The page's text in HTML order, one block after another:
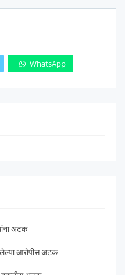
WhatsApp
अटक
आरोपीस अटक